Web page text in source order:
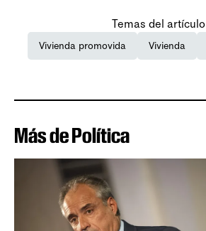
Temas del artículo
Vivienda promovida Vivienda
Más de Política